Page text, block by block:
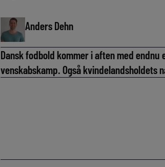
Anders Dehn
Dansk fodbold kommer i aften med
venskabskamp. Også kvindelandsholdets